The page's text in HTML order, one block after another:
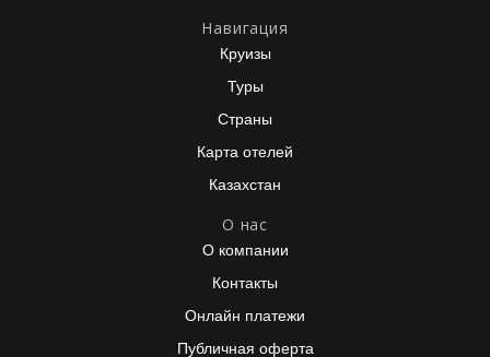
Навигация
Круизы
Туры
Страны
Карта отелей
Казахстан
О нас
О компании
Контакты
Онлайн платежи
Публичная оферта